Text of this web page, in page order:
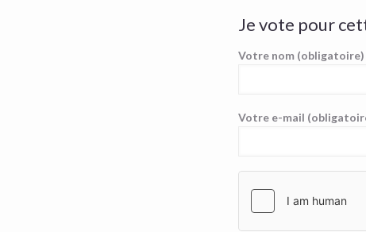
Je vote pour
Votre nom (obligatoire)
Votre e-mail